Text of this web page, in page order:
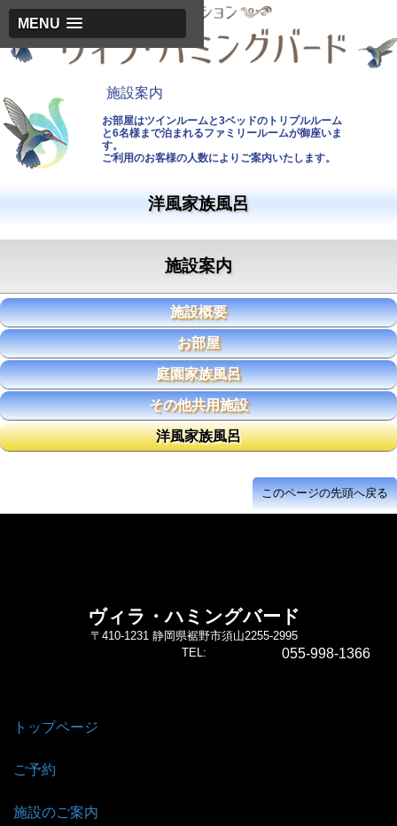
MENU
施設案内
施設案内
お部屋はツインルームと3ベッドのトリプルルーム
と6名様まで泊まれるファミリールームが御座いま
す。
ご利用のお客様の人数によりご案内いたします。
洋風家族風呂
施設案内
施設概要
お部屋
庭園家族風呂
その他共用施設
洋風家族風呂
このページの先頭へ戻る
ヴィラ・ハミングバード
〒410-1231 静岡県裾野市須山2255-2995
TEL:
055-998-1366
トップページ
ご予約
施設のご案内